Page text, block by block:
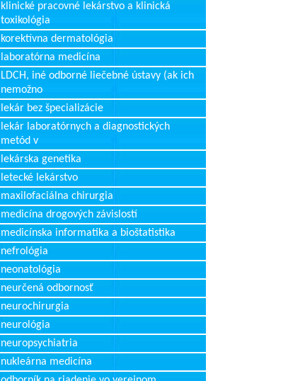
klinické pracovné lekárstvo a klinická
toxikológia
korektívna dermatológia
laboratórna medicína
LDCH, iné odborné liečebné ústavy (ak ich
nemožno
lekár bez špecializácie
lekár laboratórnych a diagnostických
metód v
lekárska genetika
letecké lekárstvo
maxilofaciálna chirurgia
medicína drogových závislostí
medicínska informatika a bioštatistika
nefrológia
neonatológia
neurčená odbornosť
neurochirurgia
neurológia
neuropsychiatria
nukleárna medicína